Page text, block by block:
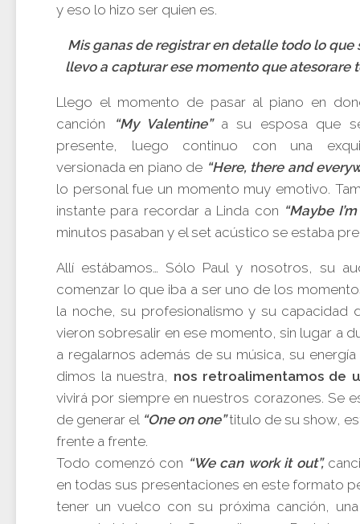
y eso lo hizo ser quien es.
Mis ganas de registrar en detalle todo lo que
llevo a capturar ese momento que atesorare
Llego el momento de pasar al piano en
canción
“My Valentine” a su esposa que
presente, luego continuo con una
versionada en piano de “Here, there and
lo personal fue un momento muy emotivo.
instante para recordar a Linda con “Maybe
minutos pasaban y el set acústico se estaba
Allí estábamos… Sólo Paul y nosotros, su
comenzar lo que iba a ser uno de los
la noche, su profesionalismo y su capacidad
vieron sobresalir en ese momento, sin lugar a
a regalarnos además de su música, su
dimos la nuestra, nos retroalimentamos de
vivirá por siempre en nuestros corazones. Se
de generar el “One on one”titulo de su show,
frente a frente.
Todo comenzó con “We can work it out”,
en todas sus presentaciones en este formato
tener un vuelco con su próxima canción,